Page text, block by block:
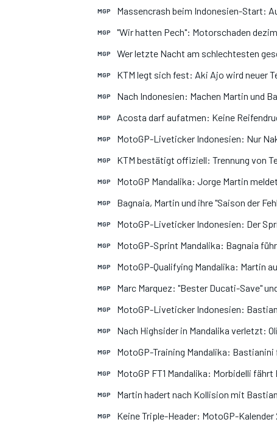
MOTOGP
DTM
MGP Massencrash beim Indonesien-Start:
MGP "Wir hatten Pech": Motorschaden
MGP Wer letzte Nacht am schlechtesten
MGP KTM legt sich fest: Aki Ajo wird neuer
MGP Nach Indonesien: Machen Martin und
MGP Acosta darf aufatmen: Keine
MGP MotoGP-Liveticker Indonesien: Nur
MGP KTM bestätigt offiziell: Trennung von
MGP MotoGP Mandalika: Jorge Martin
MGP Bagnaia, Martin und ihre "Saison der
MGP MotoGP-Liveticker Indonesien: Der
MGP MotoGP-Sprint Mandalika: Bagnaia
MGP MotoGP-Qualifying Mandalika: Martin
MGP Marc Marquez: "Bester Ducati-Save"
MGP MotoGP-Liveticker Indonesien:
MGP Nach Highsider in Mandalika verletzt:
MGP MotoGP-Training Mandalika:
MGP MotoGP FT1 Mandalika: Morbidelli
MGP Martin hadert nach Kollision mit
MGP Keine Triple-Header: MotoGP-